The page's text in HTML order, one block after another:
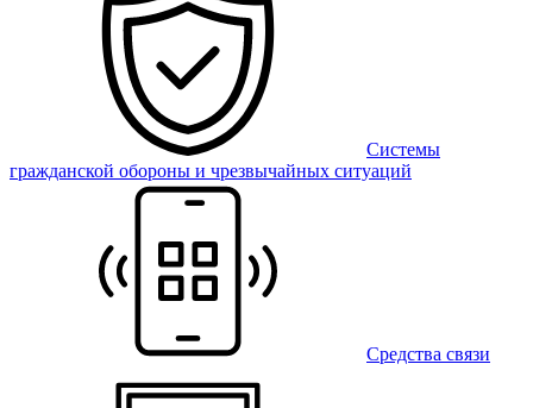
Системы
гражданской обороны и чрезвычайных ситуаций
Средства связи